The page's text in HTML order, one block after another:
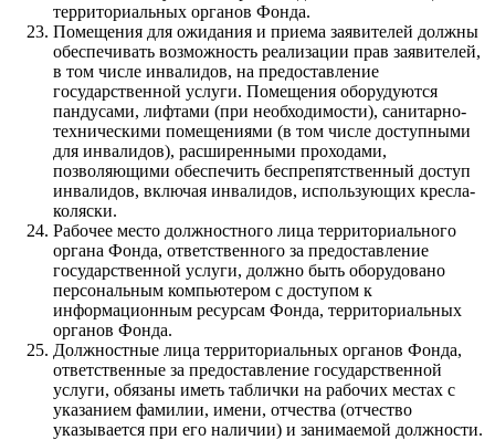
территориальных органов Фонда.
Помещения для ожидания и приема заявителей должны
обеспечивать возможность реализации прав заявителей,
в том числе инвалидов, на предоставление
государственной услуги. Помещения оборудуются
пандусами, лифтами (при необходимости), санитарно-
техническими помещениями (в том числе доступными
для инвалидов), расширенными проходами,
позволяющими обеспечить беспрепятственный доступ
инвалидов, включая инвалидов, использующих кресла-
коляски.
Рабочее место должностного лица территориального
органа Фонда, ответственного за предоставление
государственной услуги, должно быть оборудовано
персональным компьютером с доступом к
информационным ресурсам Фонда, территориальных
органов Фонда.
Должностные лица территориальных органов Фонда,
ответственные за предоставление государственной
услуги, обязаны иметь таблички на рабочих местах с
указанием фамилии, имени, отчества (отчество
указывается при его наличии) и занимаемой должности.